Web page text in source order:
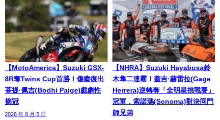
【MotoAmerica】Suzuki GSX-
8R奪Twins Cup首勝！傷癒復出
菩提·佩吉(Bodhi Paige)戲劇性
摘冠
2026 年 8 月 5 日
【NHRA】Suzuki Hayabusa鈴
木隼二連霸！蓋吉·赫雷拉(Gage
Herrera)逆轉奪「全明星挑戰賽」
冠軍，索諾瑪(Sonoma)對決同門
師兄弟